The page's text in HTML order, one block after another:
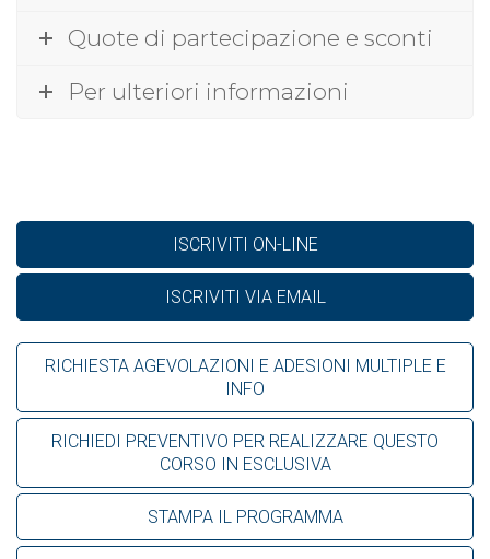
Quote di partecipazione e sconti
Per ulteriori informazioni
ISCRIVITI ON-LINE
ISCRIVITI VIA EMAIL
RICHIESTA AGEVOLAZIONI E ADESIONI MULTIPLE E
INFO
RICHIEDI PREVENTIVO PER REALIZZARE QUESTO
CORSO IN ESCLUSIVA
STAMPA IL PROGRAMMA